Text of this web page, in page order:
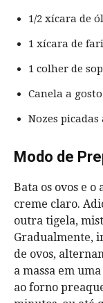
1/2 xícara de
1 xícara de
1 colher de
Canela a gosto
Nozes picadas
Modo de
Bata os ovos e
creme claro.
outra tigela,
Gradualmente,
de ovos,
a massa em
ao forno